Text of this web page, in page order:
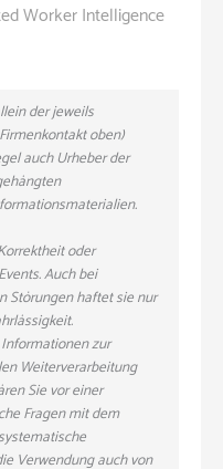
Worker Intelligence
der jeweils
oben)
auch Urheber der
oder
Auch bei
Störungen haftet sie nur
zur
Weiterverarbeitung
Sie vor einer
Fragen mit dem
Verwendung auch von